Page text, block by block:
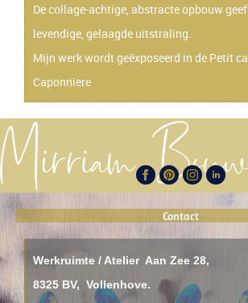
De collage-achtige, abstracte opbouw
levendige, gelaagde uitstraling.
Mijn werk wordt geëxposeerd in de Petit
Caponniere
Contact
Werkruimte / Atelier Aan Zee 28,
8325 BV, Vollenhove.